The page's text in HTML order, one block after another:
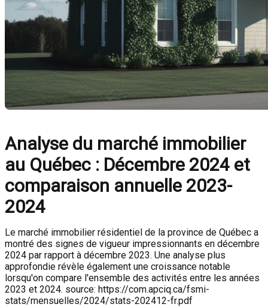
Analyse du marché immobilier
au Québec : Décembre 2024 et
comparaison annuelle 2023-
2024
Le marché immobilier résidentiel de la province de Québec a
montré des signes de vigueur impressionnants en décembre
2024 par rapport à décembre 2023. Une analyse plus
approfondie révèle également une croissance notable
lorsqu'on compare l'ensemble des activités entre les années
2023 et 2024. source: https://com.apciq.ca/fsmi-
stats/mensuelles/2024/stats-202412-fr.pdf